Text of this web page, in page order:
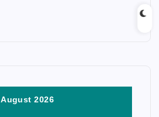
August 2026